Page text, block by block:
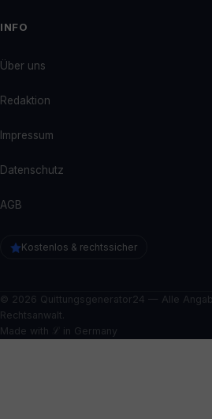
INFO
Über uns
Redaktion
Impressum
Datenschutz
AGB
Kostenlos & rechtssicher
© 2026 Quittungsgenerator24 — Alle
Rechtsanwalt.
Made with ℒ in Germany